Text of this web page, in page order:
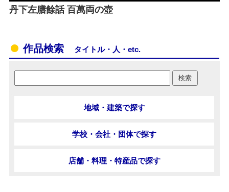
丹下左膳餘話 百萬両の壺
作品検索 タイトル・人・etc.
地域・建築で探す
学校・会社・団体で探す
店舗・料理・特産品で探す